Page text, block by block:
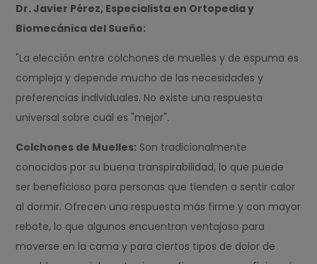
Dr. Javier Pérez, Especialista en Ortopedia y
Biomecánica del Sueño:
"La elección entre colchones de muelles y de espuma es
compleja y depende mucho de las necesidades y
preferencias individuales. No existe una respuesta
universal sobre cuál es "mejor".
Colchones de Muelles: Son tradicionalmente
conocidos por su buena transpirabilidad, lo que puede
ser beneficioso para personas que tienden a sentir calor
al dormir. Ofrecen una respuesta más firme y con mayor
rebote, lo que algunos encuentran ventajoso para
moverse en la cama y para ciertos tipos de dolor de